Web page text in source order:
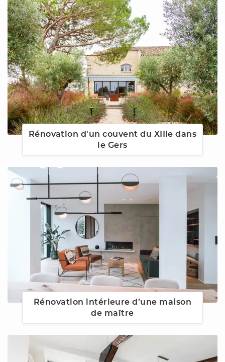
Rénovation d'un couvent du XIIIe dans
le Gers
Rénovation intérieure d’une maison
de maître